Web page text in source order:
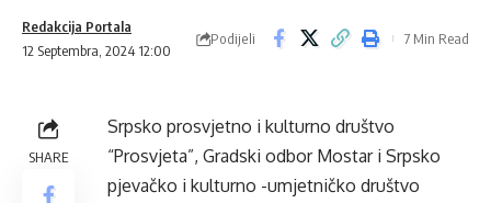
12 Septembra, 2024 12:00
Redakcija Portala
Podijeli 7 Min Read
SHARE
Srpsko prosvjetno i kulturno društvo
“Prosvjeta”, Gradski odbor Mostar i Srpsko
pjevačko i kulturno -umjetničko društvo